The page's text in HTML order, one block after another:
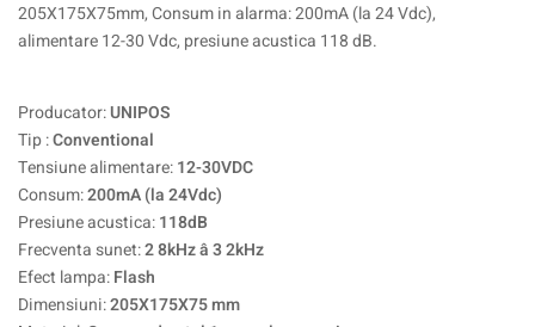
205X175X75mm, Consum in alarma: 200mA (la 24 Vdc),
alimentare 12-30 Vdc, presiune acustica 118 dB.
Producator:UNIPOS
Tip :Conventional
Tensiune alimentare:12-30VDC
Consum:200mA (la 24Vdc)
Presiune acustica:118dB
Frecventa sunet:2 8kHz â 3 2kHz
Efect lampa:Flash
Dimensiuni:205X175X75 mm